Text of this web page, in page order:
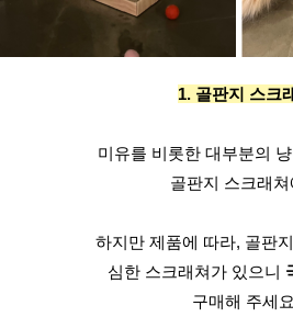
1. 골판지 스크
미유를 비롯한 대부분의
골판지 스크래쳐
하지만 제품에 따라, 골판
심한 스크래쳐가 있으니
구매해 주세